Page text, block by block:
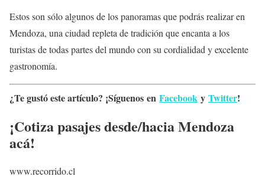
Estos son sólo algunos de los panoramas que podrás realizar en
Mendoza, una ciudad repleta de tradición que encanta a los
turistas de todas partes del mundo con su cordialidad y excelente
gastronomía.
¿Te gustó este artículo? ¡Síguenos en Facebook y Twitter!
¡Cotiza pasajes desde/hacia Mendoza
acá!
www.recorrido.cl